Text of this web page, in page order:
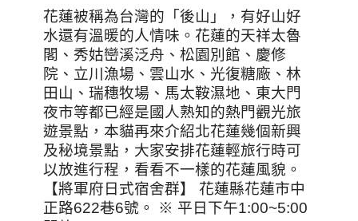
花蓮被稱為台灣的「後山」，有好山好
水還有溫暖的人情味。花蓮的天祥太魯
閣、秀姑巒溪泛舟、松園別館、慶修
院、立川漁場、雲山水、光復糖廠、林
田山、瑞穗牧場、馬太鞍濕地、東大門
夜市等都已經是國人熟知的熱門觀光旅
遊景點，本貓再來介紹北花蓮幾個新興
及秘境景點，大家安排花蓮輕旅行時可
以放進行程，看看不一樣的花蓮風貌。
【將軍府日式宿舍群】 花蓮縣花蓮市中
正路622巷6號。 ※ 平日下午1:00~5:00